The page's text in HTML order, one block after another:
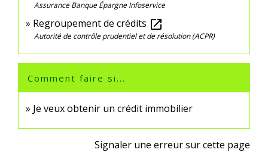
Assurance Banque Épargne Infoservice
Regroupement de crédits open_in_new
Autorité de contrôle prudentiel et de résolution (ACPR)
Comment faire si...
Je veux obtenir un crédit immobilier
Signaler une erreur sur cette page